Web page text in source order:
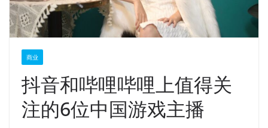
商业
抖音和哔哩哔哩上值得关
注的6位中国游戏主播